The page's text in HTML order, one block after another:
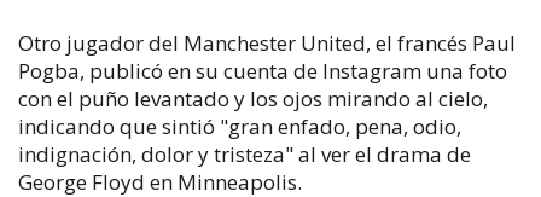
Otro jugador del Manchester United, el francés Paul
Pogba, publicó en su cuenta de Instagram una foto
con el puño levantado y los ojos mirando al cielo,
indicando que sintió "gran enfado, pena, odio,
indignación, dolor y tristeza" al ver el drama de
George Floyd en Minneapolis.